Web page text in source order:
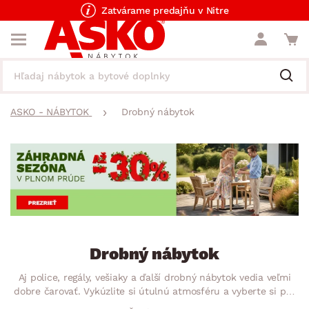
Zatvárame predajňu v Nitre
ASKO - NÁBYTOK Drobný nábytok
Drobný nábytok
Aj police, regály, vešiaky a ďalší drobný nábytok vedia veľmi
dobre čarovať. Vykúzlite si útulnú atmosféru a vyberte si pre